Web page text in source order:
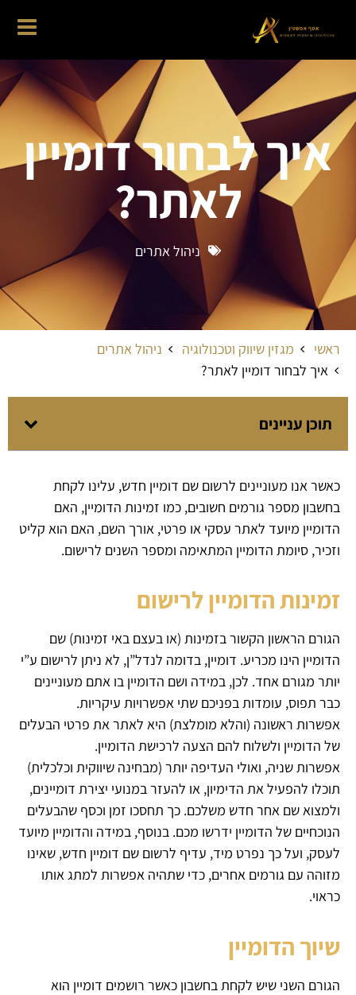
איך לבחור דומיין
לאתר?
ניהול אתרים
ראשי מגזין שיווק וטכנולוגיה
ניהול אתרים
איך לבחור דומיין לאתר?
תוכן עניינים
כאשר אנו מעוניינים לרשום שם דומיין חדש, עלינו לקחת
בחשבון מספר גורמים חשובים, כמו זמינות הדומיין, האם
הדומיין מיועד לאתר עסקי או פרטי, אורך השם, האם הוא קליט
וזכיר, סיומת הדומיין המתאימה ומספר השנים לרישום.
זמינות הדומיין לרישום
הגורם הראשון הקשור בזמינות (או בעצם באי זמינות) שם
הדומיין הינו מכריע. דומיין, בדומה לנדל”ן, לא ניתן לרישום ע”י
יותר מגורם אחד. לכן, במידה ושם הדומיין בו אתם מעוניינים
כבר תפוס, עומדות בפניכם שתי אפשרויות עיקריות.
אפשרות ראשונה (והלא מומלצת) היא לאתר את פרטי הבעלים
של הדומיין ולשלוח להם הצעה לרכישת הדומיין.
אפשרות שניה, ואולי העדיפה יותר (מבחינה שיווקית וכלכלית)
תוכלו להפעיל את הדימיון, או להעזר במנועי יצירת דומיינים,
ולמצוא שם אחר חדש משלכם. כך תחסכו זמן וכסף שהבעלים
הנוכחיים של הדומיין ידרשו מכם. בנוסף, במידה והדומיין מיועד
לעסק, ועל כך נפרט מיד, עדיף לרשום שם דומיין חדש, שאינו
מזוהה עם גורמים אחרים, כדי שתהיה אפשרות למתג אותו
כראוי.
שיוך הדומיין
הגורם השני שיש לקחת בחשבון כאשר רושמים דומיין הוא